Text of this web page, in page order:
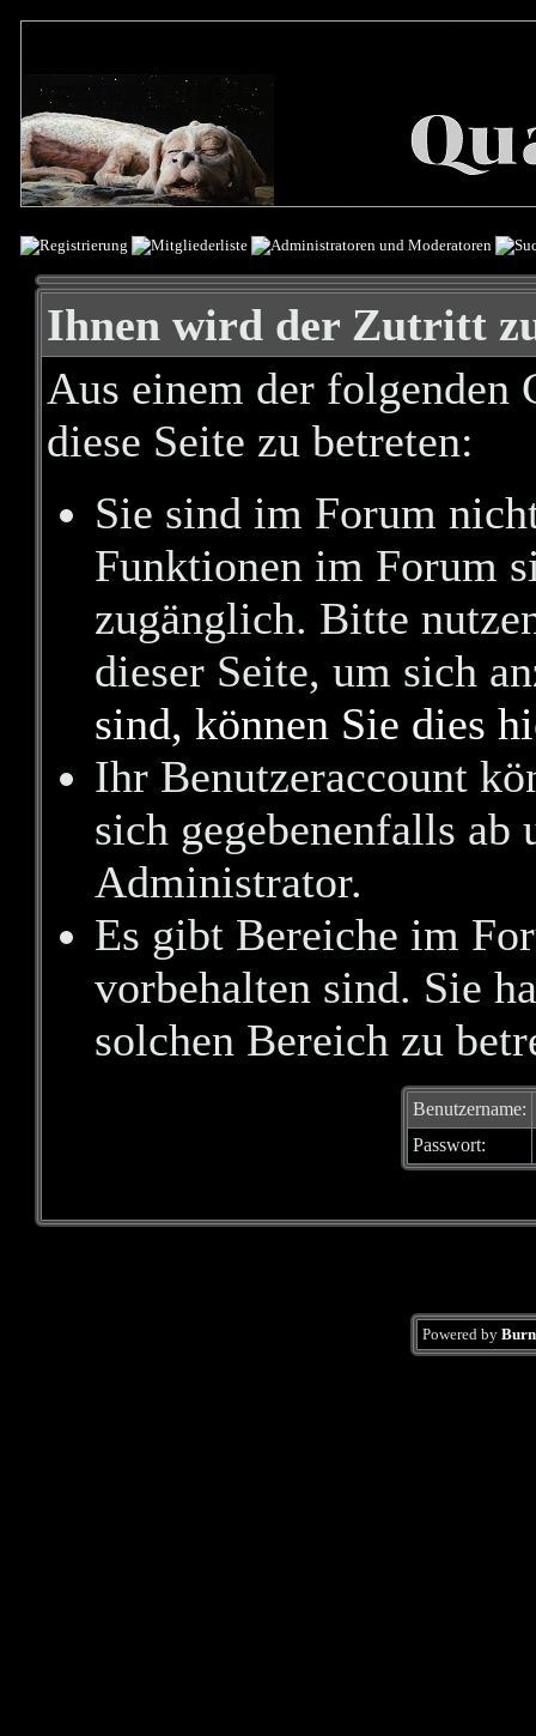
Ihnen wird der Zutritt
Aus einem der folgenden
diese Seite zu betreten:
Sie sind im Forum
Funktionen im Forum
zugänglich. Bitte
dieser Seite, um sich
sind, können Sie dies
Ihr Benutzeraccount
sich gegebenenfalls ab
Administrator.
Es gibt Bereiche im
vorbehalten sind. Sie
solchen Bereich zu
Benutzername:
Passwort:
Powered by